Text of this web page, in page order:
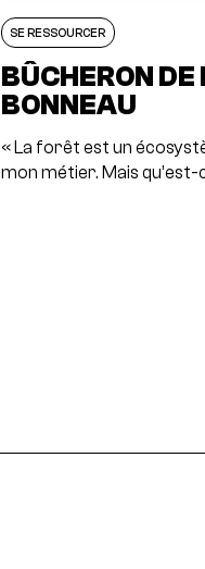
SE RESSOURCER
BÛCHERON
BONNEAU
« La forêt est un
mon métier. Mais qu’est-